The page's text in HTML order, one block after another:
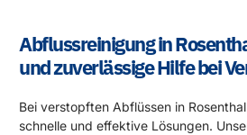
Abflussreinigung in
und zuverlässige Hilfe bei
Bei verstopften Abflüssen in
schnelle und effektive Lösungen.